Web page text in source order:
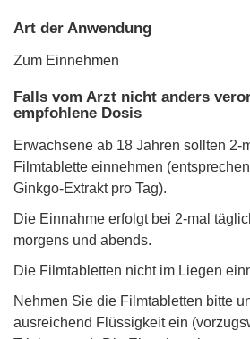
Art der Anwendung
Zum Einnehmen
Falls vom Arzt nicht anders
empfohlene Dosis
Erwachsene ab 18 Jahren sollten 2-
Filmtablette einnehmen
Ginkgo-Extrakt pro Tag).
Die Einnahme erfolgt bei 2-mal
morgens und abends.
Die Filmtabletten nicht im Liegen
Nehmen Sie die Filmtabletten bitte
ausreichend Flüssigkeit ein